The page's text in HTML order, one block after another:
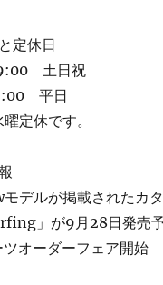
定休日
土日祝
平日
定休です。
デルが掲載されたカ
」が9月28日発売
ツオーダーフェア開始